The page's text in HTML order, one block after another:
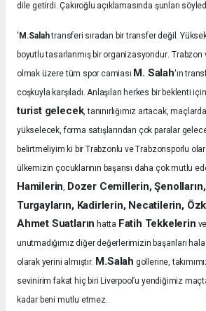
dile getirdi. Çakıroğlu açıklamasında şunları
' M.Salahtransferi sıradan bir transfer değil.
boyutlu tasarlanmış bir organizasyondur.Trabzon
olmak üzere tüm spor camiası M. Salah'ın
coşkuyla karşıladı.Anlaşılan herkes bir beklenti
turist gelecek, tanınırlığımız artacak,
yükselecek, forma satışlarından çok paralar
belirtmeliyim ki bir Trabzonlu ve Trabzonsporlu
ülkemizin çocuklarının başarısı daha çok mutlu
Hamilerin, Dozer Cemillerin,
Turgayların, Kadirlerin, Necatilerin,
Ahmet Suatların hatta Fatih Tekkelerin
unutmadığımız diğer değerlerimizin başarıları hala
olarak yerini almıştır. M.Salah gollerine,
sevinirim fakat hiç biri Liverpool’u yendiğimiz
kadar beni mutlu etmez.